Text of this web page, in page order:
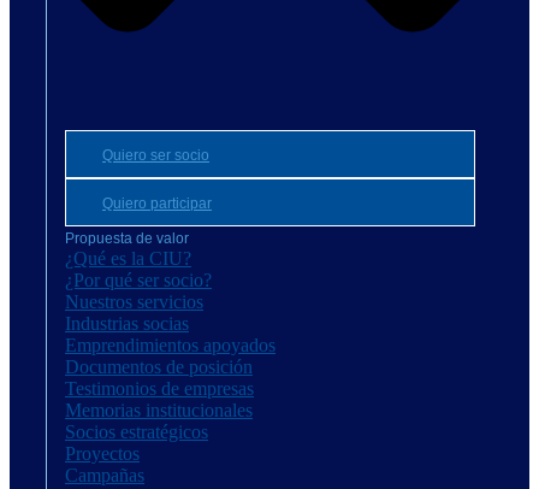
Quiero ser socio
Quiero participar
Propuesta de valor
¿Qué es la CIU?
¿Por qué ser socio?
Nuestros servicios
Industrias socias
Emprendimientos apoyados
Documentos de posición
Testimonios de empresas
Memorias institucionales
Socios estratégicos
Proyectos
Campañas